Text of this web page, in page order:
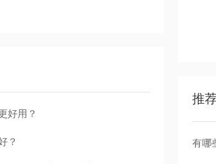
好用？
？
推
有哪